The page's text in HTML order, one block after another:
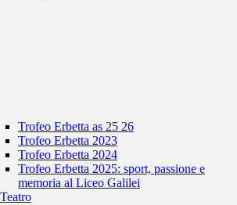
Trofeo Erbetta as 25 26
Trofeo Erbetta 2023
Trofeo Erbetta 2024
Trofeo Erbetta 2025: sport, passione e
memoria al Liceo Galilei